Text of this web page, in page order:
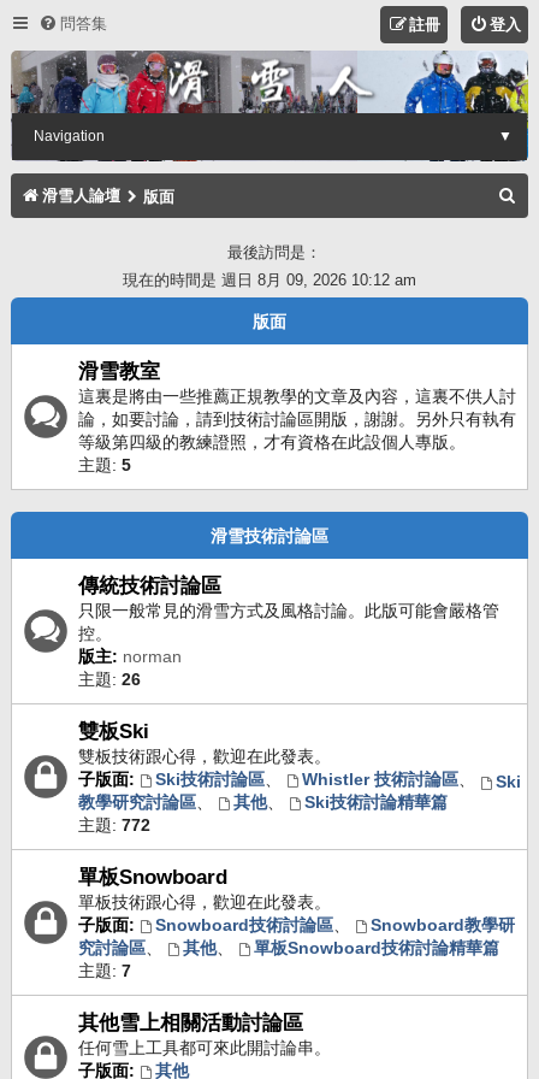
問答集 登入
註冊
Navigation ▼
滑雪人論壇 版面
最後訪問是：
現在的時間是 週日 8月 09, 2026 10:12 am
版面
滑雪教室
這裏是將由一些推薦正規教學的文章及內容，這裏不供人討
論，如要討論，請到技術討論區開版，謝謝。另外只有執有
等級第四級的教練證照，才有資格在此設個人專版。
主題: 5
滑雪技術討論區
傳統技術討論區
只限一般常見的滑雪方式及風格討論。此版可能會嚴格管
控。
版主: norman
主題: 26
雙板Ski
雙板技術跟心得，歡迎在此發表。
子版面:
Ski技術討論區、 Whistler 技術討論區、
Ski
教學研究討論區
其他、
Ski技術討論精華篇
主題: 772
單板Snowboard
單板技術跟心得，歡迎在此發表。
子版面:
Snowboard技術討論區、
Snowboard教學研
究討論區
其他、
單板Snowboard技術討論精華篇
主題: 7
其他雪上相關活動討論區
任何雪上工具都可來此開討論串。
子版面:
其他